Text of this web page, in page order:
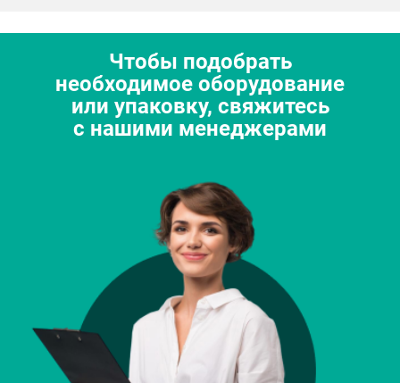
Чтобы подобрать
необходимое оборудование
или упаковку, свяжитесь
с нашими менеджерами